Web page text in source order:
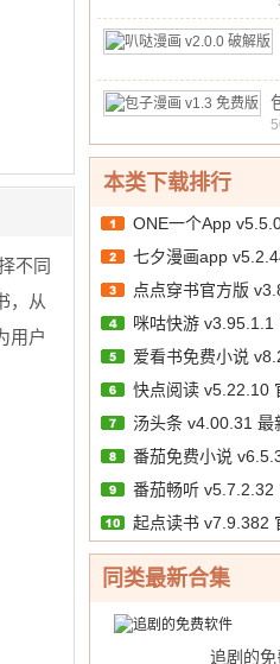
不同
，从
用户
本类下载排行
ONE一个App
七夕漫画app
点点穿书官方版
咪咕快游 v3.95.1.1
爱看书免费小说
快点阅读 v5.22.10
汤头条 v4.00.31 最
番茄免费小说
番茄畅听 v5.7.2.32
起点读书 v7.9.382
同类最新合集
追剧的